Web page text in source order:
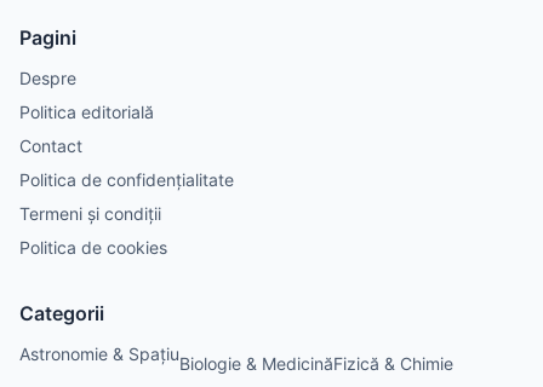
Pagini
Despre
Politica editorială
Contact
Politica de confidențialitate
Termeni și condiții
Politica de cookies
Categorii
Astronomie & SpațiuBiologie & MedicinăFizică & Chimie